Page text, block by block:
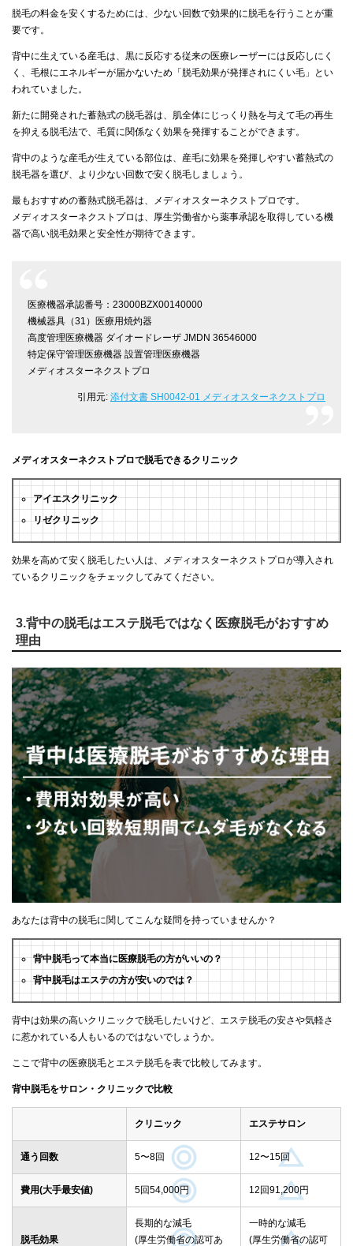
脱毛の料金を安くするためには、少ない回数で効果的に脱毛を行うことが重
要です。
背中に生えている産毛は、黒に反応する従来の医療レーザーには反応しにく
く、毛根にエネルギーが届かないため「脱毛効果が発揮されにくい毛」とい
われていました。
新たに開発された蓄熱式の脱毛器は、肌全体にじっくり熱を与えて毛の再生
を抑える脱毛法で、毛質に関係なく効果を発揮することができます。
背中のような産毛が生えている部位は、産毛に効果を発揮しやすい蓄熱式の
脱毛器を選び、より少ない回数で安く脱毛しましょう。
最もおすすめの蓄熱式脱毛器は、メディオスターネクストプロです。
メディオスターネクストプロは、厚生労働省から薬事承認を取得している機
器で高い脱毛効果と安全性が期待できます。
医療機器承認番号：23000BZX00140000
機械器具（31）医療用焼灼器
高度管理医療機器 ダイオードレーザ JMDN 36546000
特定保守管理医療機器 設置管理医療機器
メディオスターネクストプロ
引用元: 添付文書 SH0042-01 メディオスターネクストプロ
メディオスターネクストプロで脱毛できるクリニック
アイエスクリニック
リゼクリニック
効果を高めて安く脱毛したい人は、メディオスターネクストプロが導入され
ているクリニックをチェックしてみてください。
3.背中の脱毛はエステ脱毛ではなく医療脱毛がおすすめ
理由
あなたは背中の脱毛に関してこんな疑問を持っていませんか？
背中脱毛って本当に医療脱毛の方がいいの？
背中脱毛はエステの方が安いのでは？
背中は効果の高いクリニックで脱毛したいけど、エステ脱毛の安さや気軽さ
に惹かれている人もいるのではないでしょうか。
ここで背中の医療脱毛とエステ脱毛を表で比較してみます。
背中脱毛をサロン・クリニックで比較
クリニック エステサロン
通う回数 5〜8回 12〜15回
費用(大手最安値) 5回54,000円 12回91,200円
脱毛効果
長期的な減毛
(厚生労働省の認可あ
一時的な減毛
(厚生労働省の認可